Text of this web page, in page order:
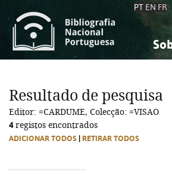
PT EN FR
Resultado de pesquisa
Editor: =CARDUME, Colecção: =VISAO
4registos encontrados
ADICIONAR TODOS RETIRAR TODOS